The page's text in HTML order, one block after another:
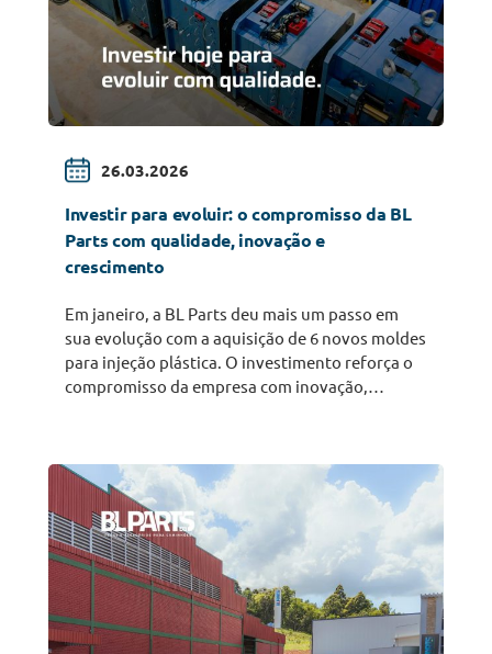
26.03.2026
Investir para evoluir: o compromisso da BL
Parts com qualidade, inovação e
crescimento
Em janeiro, a BL Parts deu mais um passo em
sua evolução com a aquisição de 6 novos moldes
para injeção plástica. O investimento reforça o
compromisso da empresa com inovação,